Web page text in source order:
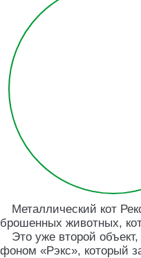
Металлический кот
брошенных животных,
Это уже второй
фоном «Рэкс», который